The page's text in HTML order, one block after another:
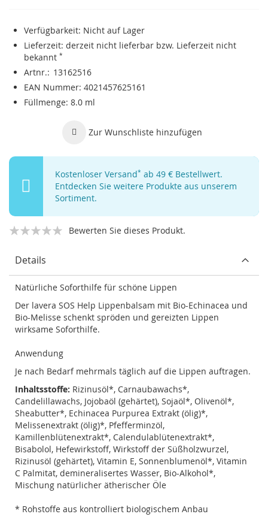
Verfügbarkeit: Nicht auf Lager
Lieferzeit: derzeit nicht lieferbar bzw. Lieferzeit nicht
bekannt *
Artnr.
13162516
EAN Nummer 4021457625161
Füllmenge 8.0 ml
Zur Wunschliste hinzufügen
Kostenloser Versand* ab 49 € Bestellwert.
Entdecken Sie weitere Produkte aus unserem
Sortiment.
Bewerten Sie dieses Produkt.
Details
Natürliche Soforthilfe für schöne Lippen
Der lavera SOS Help Lippenbalsam mit Bio-Echinacea und
Bio-Melisse schenkt spröden und gereizten Lippen
wirksame Soforthilfe.
Anwendung
Je nach Bedarf mehrmals täglich auf die Lippen auftragen.
Inhaltsstoffe: Rizinusöl*, Carnaubawachs*,
Candelillawachs, Jojobaöl (gehärtet), Sojaöl*, Olivenöl*,
Sheabutter*, Echinacea Purpurea Extrakt (ölig)*,
Melissenextrakt (ölig)*, Pfefferminzöl,
Kamillenblütenextrakt*, Calendulablütenextrakt*,
Bisabolol, Hefewirkstoff, Wirkstoff der Süßholzwurzel,
Rizinusöl (gehärtet), Vitamin E, Sonnenblumenöl*, Vitamin
C Palmitat, demineralisertes Wasser, Bio-Alkohol*,
Mischung natürlicher ätherischer Öle
* Rohstoffe aus kontrolliert biologischem Anbau